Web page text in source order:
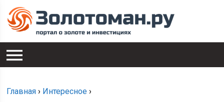
Главная › Интересное ›